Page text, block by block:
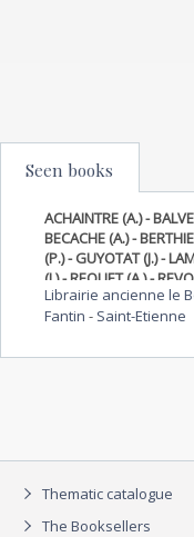
Seen books
ACHAINTRE (A.) -
BECACHE (A.) -
(P.) - GUYOTAT (J.) -
(J.) - REQUET (A.) -
Actualités de
Préface du
Librairie ancienne le
Fantin - Saint-Etienne
Thematic catalogue
The Booksellers